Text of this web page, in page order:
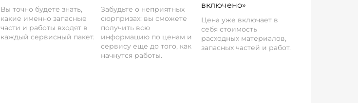
Вы точно будете знать,
какие именно запасные
части и работы входят в
каждый сервисный пакет.
Забудьте о неприятных
сюрпризах: вы сможете
получить всю
информацию по ценам и
сервису еще до того, как
начнутся работы.
включено»
Цена уже включает в
себя стоимость
расходных материалов,
запасных частей и работ.